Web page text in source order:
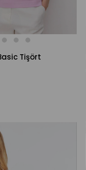
Tişört